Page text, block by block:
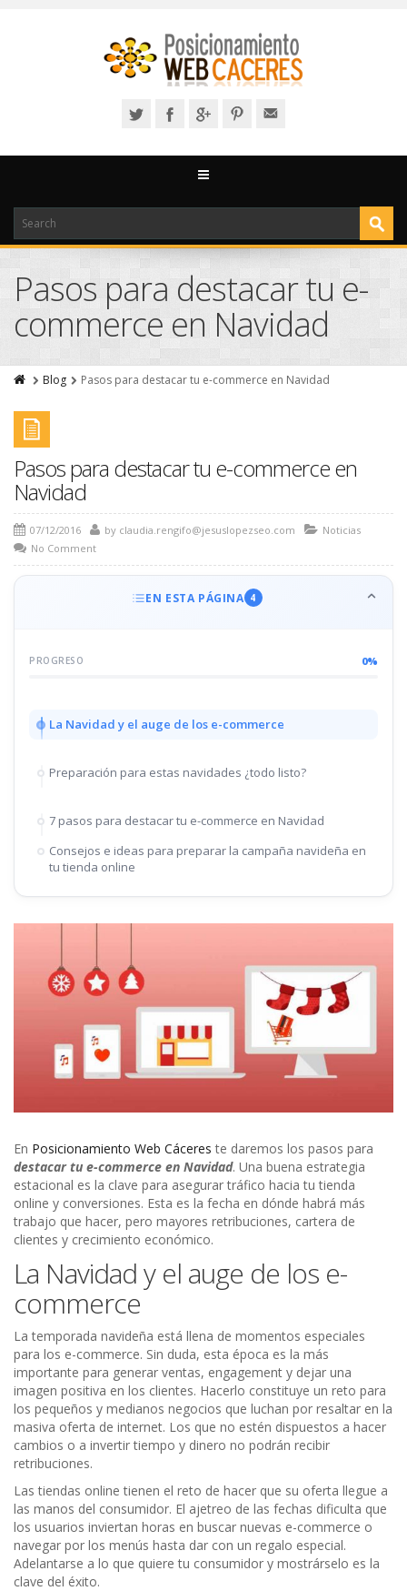
Pasos para destacar tu e-
commerce en Navidad
Blog Pasos para destacar tu e-commerce en Navidad
Pasos para destacar tu e-commerce en
Navidad
07/12/2016 by claudia.rengifo@jesuslopezseo.com
Noticias
No Comment
EN ESTA PÁGINA 4
PROGRESO 0%
La Navidad y el auge de los e-commerce
Preparación para estas navidades ¿todo listo?
7 pasos para destacar tu e-commerce en Navidad
Consejos e ideas para preparar la campaña navideña en
tu tienda online
En Posicionamiento Web Cáceres te daremos los pasos para
destacar tu e-commerce en Navidad. Una buena estrategia
estacional es la clave para asegurar tráfico hacia tu tienda
online y conversiones. Esta es la fecha en dónde habrá más
trabajo que hacer, pero mayores retribuciones, cartera de
clientes y crecimiento económico.
La Navidad y el auge de los e-
commerce
La temporada navideña está llena de momentos especiales
para los e-commerce. Sin duda, esta época es la más
importante para generar ventas, engagement y dejar una
imagen positiva en los clientes. Hacerlo constituye un reto para
los pequeños y medianos negocios que luchan por resaltar en la
masiva oferta de internet. Los que no estén dispuestos a hacer
cambios o a invertir tiempo y dinero no podrán recibir
retribuciones.
Las tiendas online tienen el reto de hacer que su oferta llegue a
las manos del consumidor. El ajetreo de las fechas dificulta que
los usuarios inviertan horas en buscar nuevas e-commerce o
navegar por los menús hasta dar con un regalo especial.
Adelantarse a lo que quiere tu consumidor y mostrárselo es la
clave del éxito.